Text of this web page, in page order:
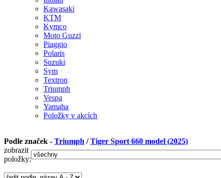
Kawasaki
KTM
Kymco
Moto Guzzi
Piaggio
Polaris
Suzuki
Sym
Textron
Triumph
Vespa
Yamaha
Položky v akcích
Podle značek - Triumph /Tiger Sport 660 model (2025)
zobrazit
položky: